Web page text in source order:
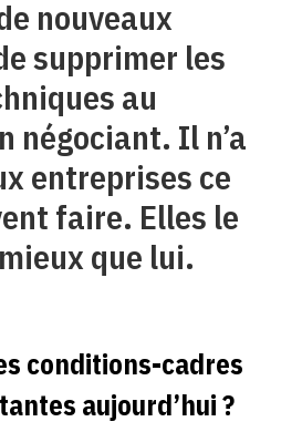
nouveaux
supprimer les
au
négociant. Il n’a
entreprises ce
faire. Elles le
que lui.
conditions-cadres
aujourd’hui ?